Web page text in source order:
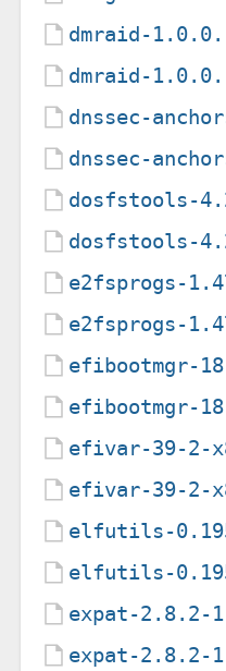
dmraid-
dmraid-
dnssec-
dnssec-
dosfstools-
dosfstools-
e2fsprogs-
e2fsprogs-
efibootmgr-
efibootmgr-
efivar-39-2-
efivar-39-2-
elfutils-
elfutils-
expat-2.8.2-
expat-2.8.2-